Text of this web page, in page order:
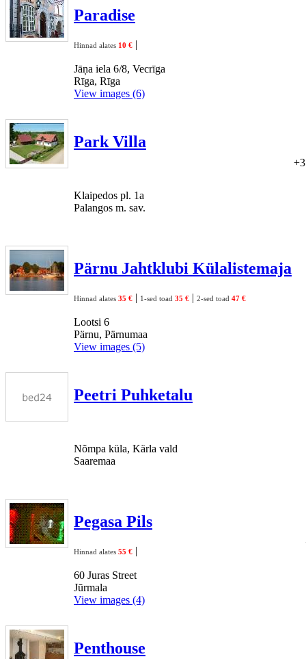
Paradise
Hinnad alates 10 € |
Jāņa iela 6/8, Vecrīga
Rīga, Rīga
View images (6)
Park Villa
Klaipedos pl. 1a
Palangos m. sav.
Pärnu Jahtklubi Külalistemaja
Hinnad alates 35 € | 1-sed toad 35 € | 2-sed toad 47 €
Lootsi 6
Pärnu, Pärnumaa
View images (5)
Peetri Puhketalu
Nõmpa küla, Kärla vald
Saaremaa
Pegasa Pils
Hinnad alates 55 € |
60 Juras Street
Jūrmala
View images (4)
Penthouse